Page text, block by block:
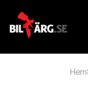
Hem